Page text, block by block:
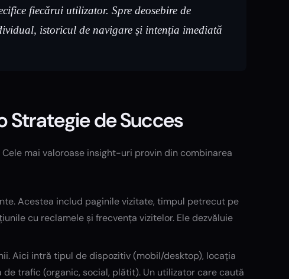
fiecărui utilizator. Spre deosebire de
istoricul de navigare și intenția imediată
Strategie de Succes
mai valoroase insight-uri provin din combinarea
Acestea includ paginile vizitate, timpul petrecut pe
cu reclamele și frecvența vizitelor. Ele dezvăluie
Aici intră tipul de dispozitiv (mobil/desktop), locația
trafic (organic, social, plătit). Un utilizator care caută